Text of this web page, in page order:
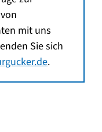
mit uns
Sie sich
.